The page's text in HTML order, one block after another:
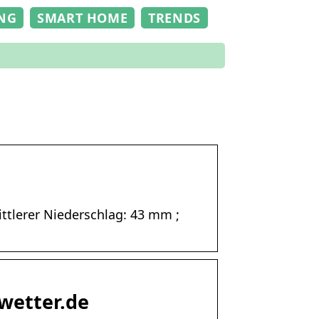
SMART HOME TRENDS
Niederschlag: 43 mm ;